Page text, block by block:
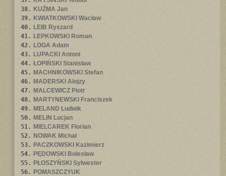
38. KUŹMA Jan
39. KWIATKOWSKI Wacław
40. LEIB Ryszard
41. LEPKOWSKI Roman
42. LOGA Adam
43. LUPACKI Antoni
44. ŁOPIŃSKI Stanisław
45. MACHNIKOWSKI Stefan
46. MADERSKI Alojzy
47. MALCEWICZ Piotr
48. MARTYNEWSKI Franciszek
49. MELAND Ludwik
50. MELIN Lucjan
51. MIELCAREK Florian
52. NOWAK Michał
53. PACZKOWSKI Kazimierz
54. PĘDOWSKI Bolesław
55. PŁOSZYŃSKI Sylwester
56. POMASZCZYUK